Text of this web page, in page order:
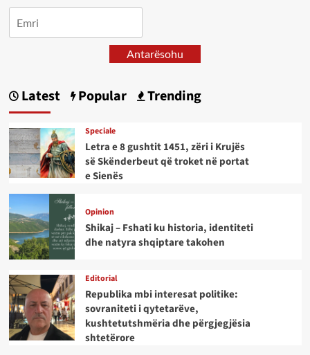
Antarësohu
Latest Popular Trending
Speciale
Letra e 8 gushtit 1451, zëri i Krujës
së Skënderbeut që troket në portat
e Sienës
Opinion
Shikaj – Fshati ku historia, identiteti
dhe natyra shqiptare takohen
Editorial
Republika mbi interesat politike:
sovraniteti i qytetarëve,
kushtetutshmëria dhe përgjegjësia
shtetërore